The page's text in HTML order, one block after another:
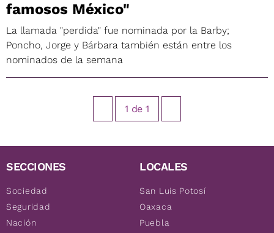
famosos México"
La llamada "perdida" fue nominada por la Barby;
Poncho, Jorge y Bárbara también están entre los
nominados de la semana
1 de 1
SECCIONES
Sociedad
Seguridad
Nación
LOCALES
San Luis Potosí
Oaxaca
Puebla